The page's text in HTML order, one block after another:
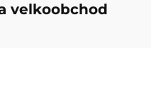
velkoobchod